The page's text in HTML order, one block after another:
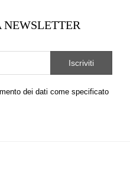
dei dati come specificato